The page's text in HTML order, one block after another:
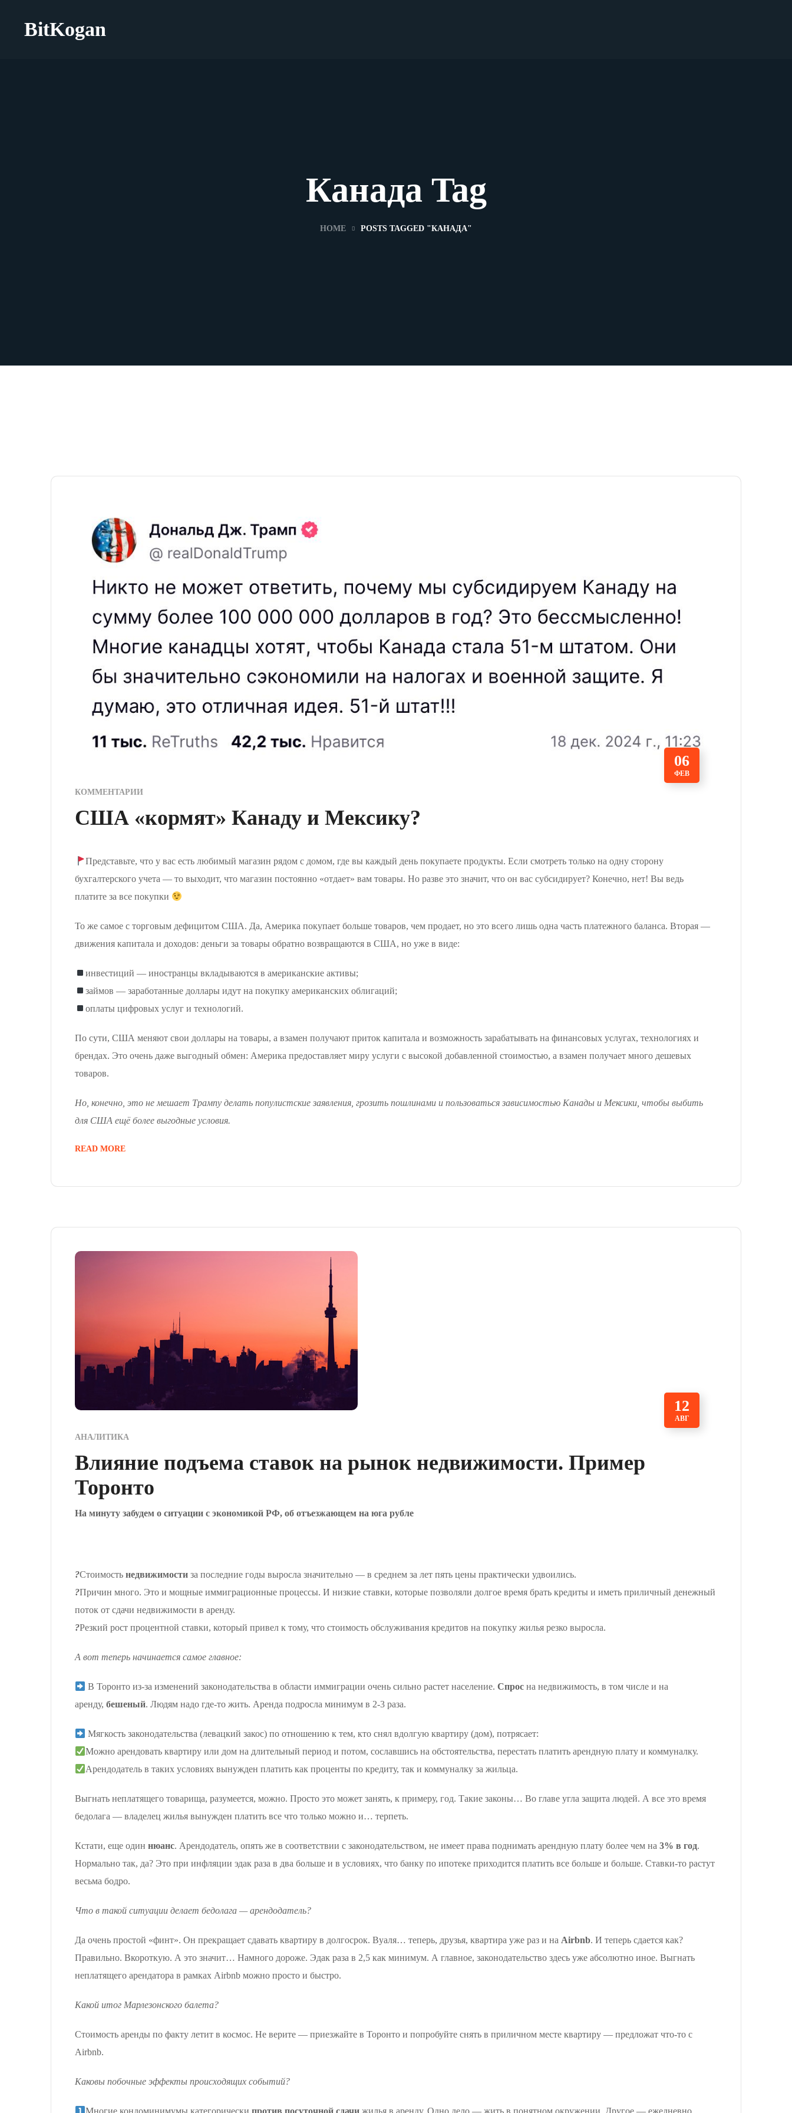
BitKogan
Канада Tag
HOME POSTS TAGGED "КАНАДА"
06
ФЕВ
КОММЕНТАРИИ
США «кормят» Канаду и Мексику?
Представьте, что у вас есть любимый магазин рядом с домом, где вы каждый день покупаете продукты. Если смотреть только на одну сторону
бухгалтерского учета — то выходит, что магазин постоянно «отдает» вам товары. Но разве это значит, что он вас субсидирует? Конечно, нет! Вы ведь
платите за все покупки
То же самое с торговым дефицитом США. Да, Америка покупает больше товаров, чем продает, но это всего лишь одна часть платежного баланса. Вторая —
движения капитала и доходов: деньги за товары обратно возвращаются в США, но уже в виде:
инвестиций — иностранцы вкладываются в американские активы;
займов — заработанные доллары идут на покупку американских облигаций;
оплаты цифровых услуг и технологий.
По сути, США меняют свои доллары на товары, а взамен получают приток капитала и возможность зарабатывать на финансовых услугах, технологиях и
брендах. Это очень даже выгодный обмен: Америка предоставляет миру услуги с высокой добавленной стоимостью, а взамен получает много дешевых
товаров.
Но, конечно, это не мешает Трампу делать популистские заявления, грозить пошлинами и пользоваться зависимостью Канады и Мексики, чтобы выбить
для США ещё более выгодные условия.
READ MORE
12
АВГ
АНАЛИТИКА
Влияние подъема ставок на рынок недвижимости. Пример
Торонто
На минуту забудем о ситуации с экономикой РФ, об отъезжающем на юга рубле
?Стоимость недвижимости за последние годы выросла значительно — в среднем за лет пять цены практически удвоились.
?Причин много. Это и мощные иммиграционные процессы. И низкие ставки, которые позволяли долгое время брать кредиты и иметь приличный денежный
поток от сдачи недвижимости в аренду.
?Резкий рост процентной ставки, который привел к тому, что стоимость обслуживания кредитов на покупку жилья резко выросла.
А вот теперь начинается самое главное:
В Торонто из-за изменений законодательства в области иммиграции очень сильно растет население.Спрос на недвижимость, в том числе и на
аренду, бешеный. Людям надо где-то жить. Аренда подросла минимум в 2-3 раза.
Мягкость законодательства (левацкий закос) по отношению к тем, кто снял вдолгую квартиру (дом), потрясает:
Можно арендовать квартиру или дом на длительный период и потом, сославшись на обстоятельства, перестать платить арендную плату и коммуналку.
Арендодатель в таких условиях вынужден платить как проценты по кредиту, так и коммуналку за жильца.
Выгнать неплатящего товарища, разумеется, можно. Просто это может занять, к примеру, год. Такие законы… Во главе угла защита людей. А все это время
бедолага — владелец жилья вынужден платить все что только можно и… терпеть.
Кстати, еще один нюанс. Арендодатель, опять же в соответствии с законодательством, не имеет права поднимать арендную плату более чем на 3% в год.
Нормально так, да? Это при инфляции эдак раза в два больше и в условиях, что банку по ипотеке приходится платить все больше и больше. Ставки-то растут
весьма бодро.
Что в такой ситуации делает бедолага — арендодатель?
Да очень простой «финт». Он прекращает сдавать квартиру в долгосрок. Вуаля… теперь, друзья, квартира уже раз и на Airbnb. И теперь сдается как?
Правильно. Вкороткую. А это значит… Намного дороже. Эдак раза в 2,5 как минимум. А главное, законодательство здесь уже абсолютно иное. Выгнать
неплатящего арендатора в рамках Airbnb можно просто и быстро.
Какой итог Марлезонского балета?
Стоимость аренды по факту летит в космос. Не верите — приезжайте в Торонто и попробуйте снять в приличном месте квартиру — предложат что-то с
Airbnb.
Каковы побочные эффекты происходящих событий?